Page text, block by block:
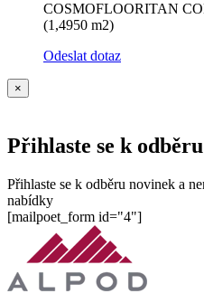
COSMOFLOORITAN
(1,4950 m2)
Odeslat dotaz
×
Přihlaste se k
Přihlaste se k odběru novinek a
nabídky
[mailpoet_form id="4"]